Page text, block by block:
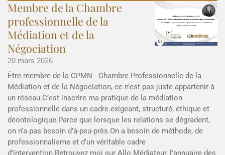
Membre de la Chambre
professionnelle de la
Médiation et de la
Négociation
20 mars 2026
Être membre de la CPMN - Chambre Professionnelle de la
Médiation et de la Négociation, ce n’est pas juste appartenir à
un réseau.C’est inscrire ma pratique de la médiation
professionnelle dans un cadre exigeant, structuré, éthique et
déontologique.Parce que lorsque les relations se dégradent,
on n’a pas besoin d’à-peu-près.On a besoin de méthode, de
professionnalisme et d’un véritable cadre
d’intervention.Retrouvez moi sur Allo Médiateur, l'annuaire des